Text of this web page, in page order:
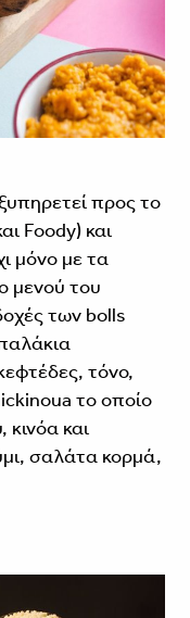
προς το
Foody) και
μόνο με τα
μενού του
των bolls
τόνο,
το οποίο
και
σαλάτα κορμά,